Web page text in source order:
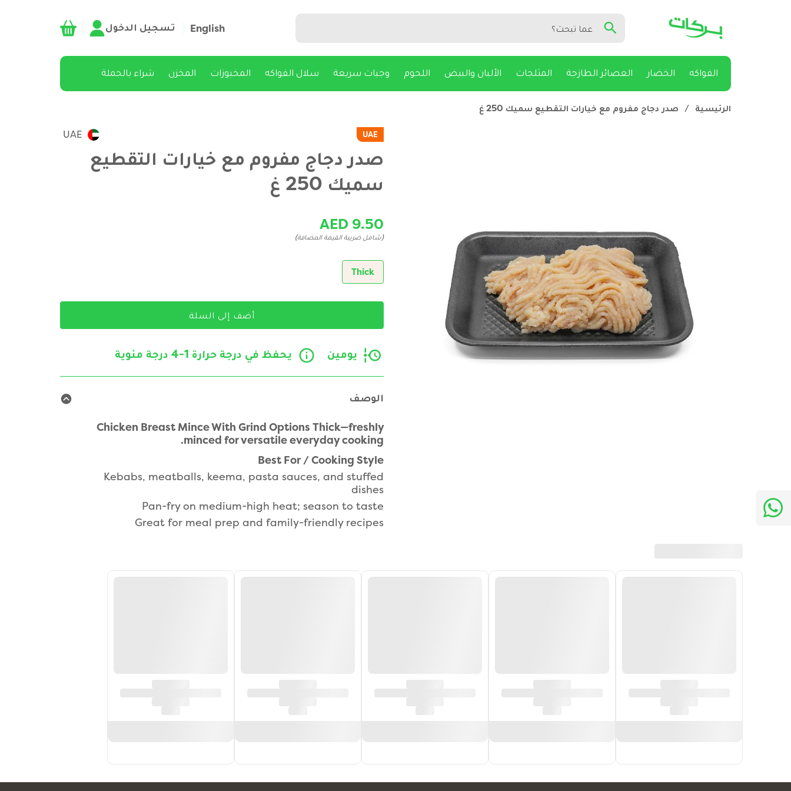
English تسجيل الدخول
الفواكه الخضار العصائر الطازجة المثلجات الألبان والبيض اللحوم وجبات سريعة سلال الفواكه المخبوزات المخزن شراء بالجملة
الرئيسية / صدر دجاج مفروم مع خيارات التقطيع سميك 250 غ
UAE
UAE
صدر دجاج مفروم مع خيارات التقطيع
سميك 250 غ
AED 9.50
(شامل ضريبة القيمة المضافة)
Thick
أضف إلى السلة
يومين يحفظ في درجة حرارة 1-4 درجة مئوية
الوصف
Chicken Breast Mince With Grind Options Thick—freshly
minced for versatile everyday cooking.
Best For / Cooking Style
Kebabs, meatballs, keema, pasta sauces, and stuffed
dishes
Pan-fry on medium-high heat; season to taste
Great for meal prep and family-friendly recipes